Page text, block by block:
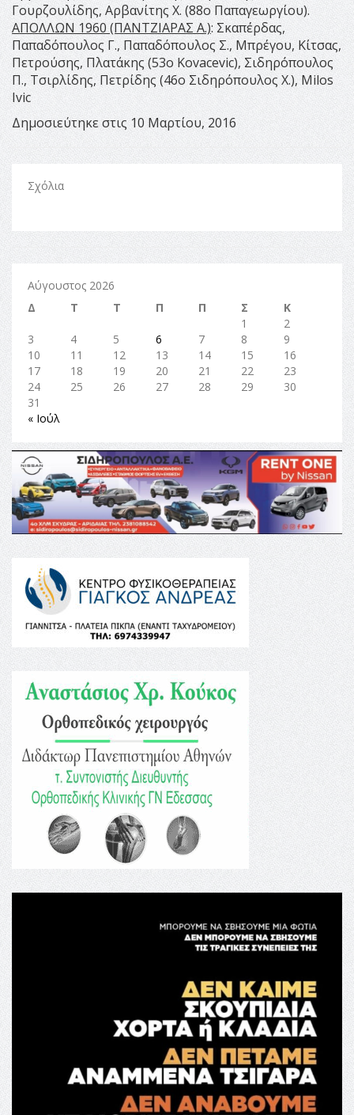
Γουρζουλίδης, Αρβανίτης Χ. (88ο Παπαγεωργίου).
ΑΠΟΛΛΩΝ 1960 (ΠΑΝΤΖΙΑΡΑΣ Α.): Σκαπέρδας,
Παπαδόπουλος Γ., Παπαδόπουλος Σ., Μπρέγου, Κίτσας,
Πετρούσης, Πλατάκης (53ο Kovacevic), Σιδηρόπουλος
Π., Τσιρλίδης, Πετρίδης (46ο Σιδηρόπουλος Χ.), Milos
Ivic
Δημοσιεύτηκε στις 10 Μαρτίου, 2016
Σχόλια
Αύγουστος 2026
Δ
Τ Τ Π Π Σ
Κ
1
2
3
4 5 6 7 8
9
10
11 12 13 14 15
16
17
18 19 20 21 22
23
24
25 26 27 28 29
30
31
« Ιούλ